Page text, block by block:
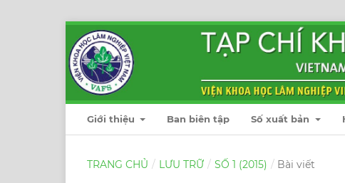
Giới thiệu Ban biên tập Số xuất bản
TRANG CHỦ / LƯU TRỮ / SỐ 1 (2015) / Bài viết